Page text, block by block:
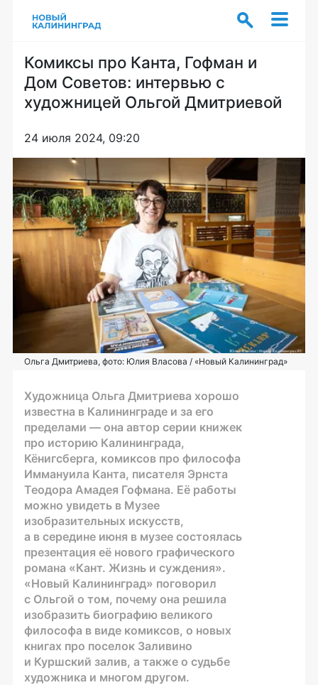
Комиксы про Канта, Гофман и
Дом Советов: интервью с
художницей Ольгой Дмитриевой
24 июля 2024, 09:20
Ольга Дмитриева, фото: Юлия Власова / «Новый Калининград»
Художница Ольга Дмитриева хорошо
известна в Калининграде и за его
пределами — она автор серии книжек
про историю Калининграда,
Кёнигсберга, комиксов про философа
Иммануила Канта, писателя Эрнста
Теодора Амадея Гофмана. Её работы
можно увидеть в Музее
изобразительных искусств,
а в середине июня в музее состоялась
презентация её нового графического
романа «Кант. Жизнь и суждения».
«Новый Калининград» поговорил
с Ольгой о том, почему она решила
изобразить биографию великого
философа в виде комиксов, о новых
книгах про поселок Заливино
и Куршский залив, а также о судьбе
художника и многом другом.